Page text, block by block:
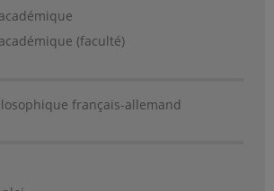
(faculté)
français-allemand